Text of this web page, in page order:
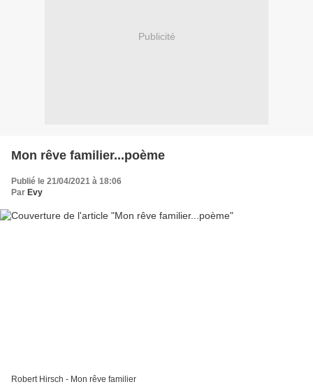
Publicité
Mon rêve familier...poème
Publié le 21/04/2021 à 18:06
Par Evy
Robert Hirsch - Mon rêve familier